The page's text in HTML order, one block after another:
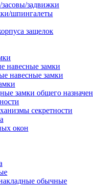
задвижки
шпингалеты
защелок
навесные замки
навесные замки
замки общего
секретности
окон
обычные